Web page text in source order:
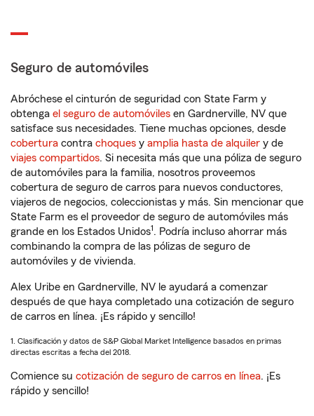
Seguro de automóviles
Abróchese el cinturón de seguridad con State Farm y
obtenga el seguro de automóviles en Gardnerville, NV que
satisface sus necesidades. Tiene muchas opciones, desde
cobertura contra choques y amplia hasta de alquiler y de
viajes compartidos. Si necesita más que una póliza de seguro
de automóviles para la familia, nosotros proveemos
cobertura de seguro de carros para nuevos conductores,
viajeros de negocios, coleccionistas y más. Sin mencionar que
State Farm es el proveedor de seguro de automóviles más
grande en los Estados Unidos1 . Podría incluso ahorrar más
combinando la compra de las pólizas de seguro de
automóviles y de vivienda.
Alex Uribe en Gardnerville, NV le ayudará a comenzar
después de que haya completado una cotización de seguro
de carros en línea. ¡Es rápido y sencillo!
1. Clasificación y datos de S&P Global Market Intelligence basados en primas
directas escritas a fecha del 2018.
Comience su cotización de seguro de carros en línea. ¡Es
rápido y sencillo!